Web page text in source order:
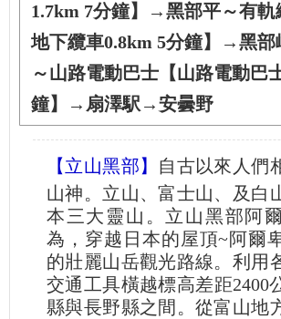
1.7km 7分鐘】→黑部平～有軌
地下纜車0.8km 5分鐘】→黑部
～山路電動巴士【山路電動巴
鐘】→扇澤駅→安曇野
【立山黑部】 自古以來人們
山神。立山、富士山、及白
本三大靈山。立山黑部阿
為，穿越日本的屋頂~阿爾
的壯麗山岳觀光路線。利用
交通工具橫越標高差距2400
縣與長野縣之間。從富山地